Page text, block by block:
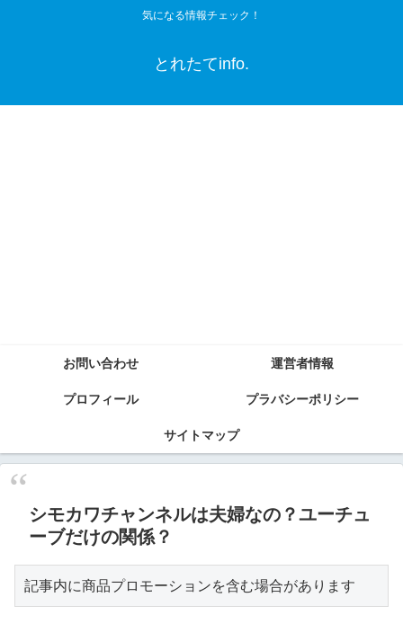
気になる情報チェック！
とれたてinfo.
お問い合わせ 運営者情報
プロフィール プラバシーポリシー
サイトマップ
シモカワチャンネルは夫婦なの？ユーチュ
ーブだけの関係？
記事内に商品プロモーションを含む場合があります